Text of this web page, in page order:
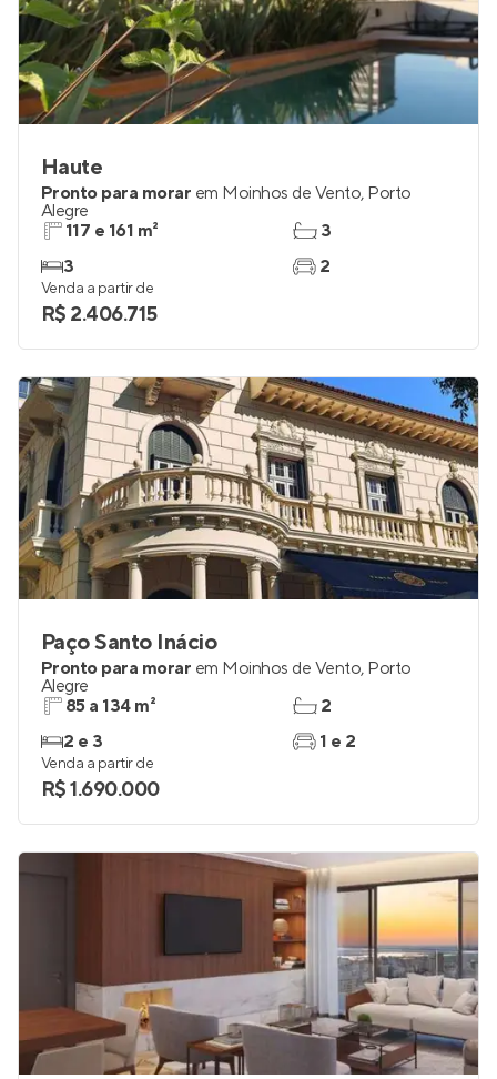
Haute
Pronto para morar em Moinhos de Vento, Porto
Alegre
117 e 161 m²
3
3
2
Venda a partir de
R$ 2.406.715
Paço Santo Inácio
Pronto para morar em Moinhos de Vento, Porto
Alegre
85 a 134 m²
2 e 3
2
1 e 2
Venda a partir de
R$ 1.690.000